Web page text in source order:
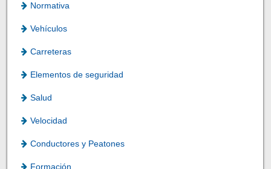
Normativa
Vehículos
Carreteras
Elementos de seguridad
Salud
Velocidad
Conductores y Peatones
Formación